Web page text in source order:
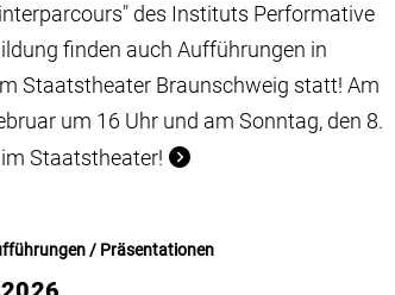
des Instituts Performative
finden auch Aufführungen in
Staatstheater Braunschweig statt! Am
um 16 Uhr und am Sonntag, den 8.
Staatstheater!
/ Präsentationen